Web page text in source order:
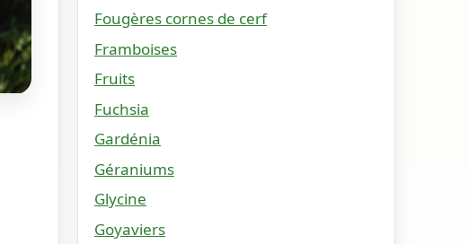
Fougères cornes de cerf
Framboises
Fruits
Fuchsia
Gardénia
Géraniums
Glycine
Goyaviers